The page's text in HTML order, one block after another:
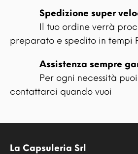
Spedizione super
Il tuo ordine verrà
preparato e spedito in tempi
Assistenza sempre
Per ogni necessità
contattarci quando vuoi
La Capsuleria Srl